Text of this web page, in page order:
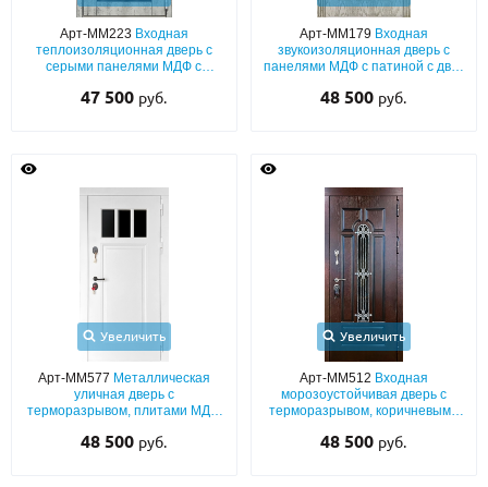
ЗАПРОСИТЬ РАСЧЕТ
Арт-ММ223 Входная
теплоизоляционная дверь с
серыми панелями МДФ с
полукруглым стеклом и черной
47 500 руб.
Арт-ММ179 Входная
звукоизоляционная дверь с
панелями МДФ с патиной с двух
48 500 руб.
Увеличить
Арт-ММ577 Металлическая
уличная дверь с
терморазрывом, плитами МДФ
со стеклом
48 500 руб.
Увеличить
Арт-ММ512 Входная
морозоустойчивая дверь с
терморазрывом, коричневыми
ковкой
48 500 руб.